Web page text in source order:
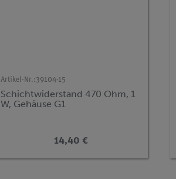
Artikel-Nr.:39104-15
Schichtwiderstand 470 Ohm, 1
W, Gehäuse G1
14,40 €